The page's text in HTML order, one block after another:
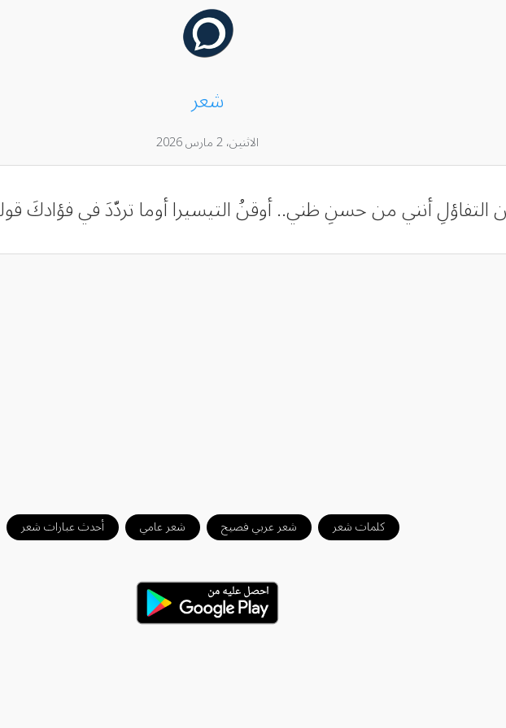
شعر
الاثنين، 2 مارس 2026
أنني من حسنِ ظني.. أوقنُ التيسيرا أوما تردّدَ في فؤادكَ
كلمات شعر شعر عربي فصيح شعر عامي أحدث عبارات شعر